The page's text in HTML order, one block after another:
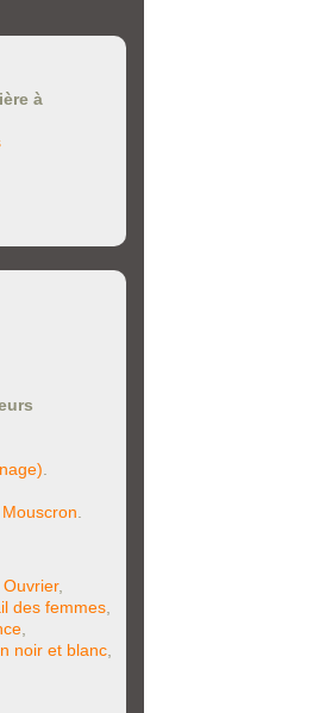
à
.
.
Ouvrier,
des femmes
noir et blanc